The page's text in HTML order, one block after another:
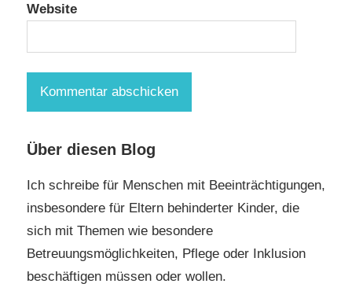
Website
Über diesen Blog
Ich schreibe für Menschen mit Beeinträchtigungen,
insbesondere für Eltern behinderter Kinder, die
sich mit Themen wie besondere
Betreuungsmöglichkeiten, Pflege oder Inklusion
beschäftigen müssen oder wollen.